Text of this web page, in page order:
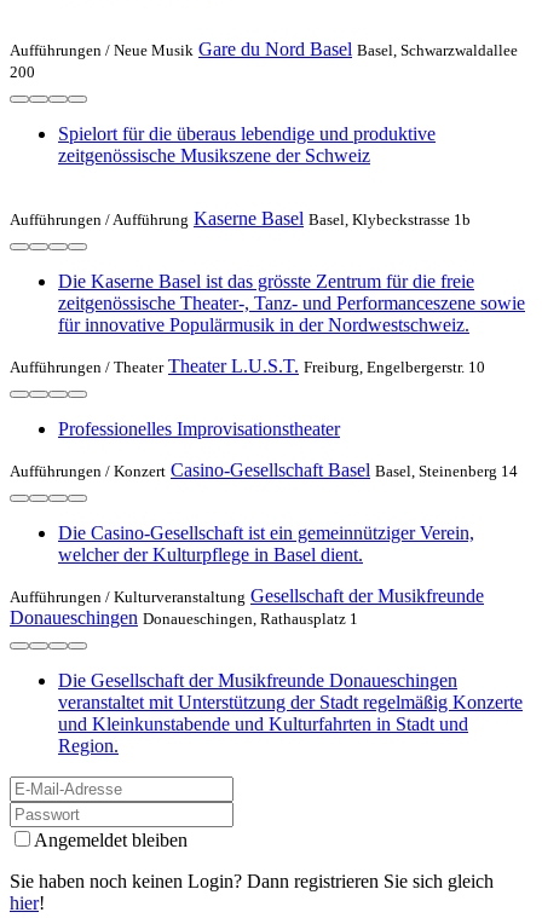
Aufführungen / Neue Musik Gare du Nord Basel Basel, Schwarzwaldallee
200
Spielort für die überaus lebendige und produktive
zeitgenössische Musikszene der Schweiz
Aufführungen / Aufführung Kaserne Basel Basel, Klybeckstrasse 1b
Die Kaserne Basel ist das grösste Zentrum für die freie
zeitgenössische Theater-, Tanz- und Performanceszene sowie
für innovative Populärmusik in der Nordwestschweiz.
Aufführungen / Theater Theater L.U.S.T. Freiburg, Engelbergerstr. 10
Professionelles Improvisationstheater
Aufführungen / Konzert Casino-Gesellschaft Basel Basel, Steinenberg 14
Die Casino-Gesellschaft ist ein gemeinnütziger Verein,
welcher der Kulturpflege in Basel dient.
Aufführungen / Kulturveranstaltung Gesellschaft der Musikfreunde
Donaueschingen Donaueschingen, Rathausplatz 1
Die Gesellschaft der Musikfreunde Donaueschingen
veranstaltet mit Unterstützung der Stadt regelmäßig Konzerte
und Kleinkunstabende und Kulturfahrten in Stadt und
Region.
Angemeldet bleiben
Sie haben noch keinen Login? Dann registrieren Sie sich gleich
hier!